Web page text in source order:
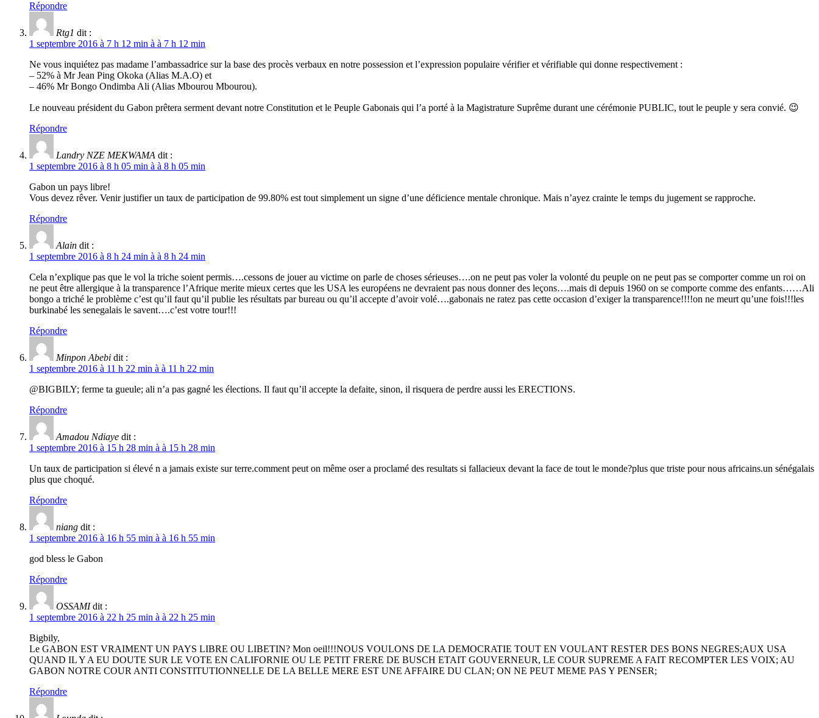
Répondre
Rtg1 dit :
1 septembre 2016 à 7 h 12 min à à 7 h 12 min
Ne vous inquiétez pas madame l’ambassadrice sur la base des procès verbaux en notre possession et l’expression populaire vérifier et vérifiable qui donne respectivement :
– 52% à Mr Jean Ping Okoka (Alias M.A.O) et
– 46% Mr Bongo Ondimba Ali (Alias Mbourou Mbourou).
Le nouveau président du Gabon prêtera serment devant notre Constitution et le Peuple Gabonais qui l’a porté à la Magistrature Suprême durant une cérémonie PUBLIC, tout le peuple y sera convié. 😉
Répondre
Landry NZE MEKWAMA dit :
1 septembre 2016 à 8 h 05 min à à 8 h 05 min
Gabon un pays libre!
Vous devez rêver. Venir justifier un taux de participation de 99.80% est tout simplement un signe d’une déficience mentale chronique. Mais n’ayez crainte le temps du jugement se rapproche.
Répondre
Alain dit :
1 septembre 2016 à 8 h 24 min à à 8 h 24 min
Cela n’explique pas que le vol la triche soient permis….cessons de jouer au victime on parle de choses sérieuses….on ne peut pas voler la volonté du peuple on ne peut pas se comporter comme un roi on
ne peut être allergique à la transparence l’Afrique merite mieux certes que les USA les européens ne devraient pas nous donner des leçons….mais di depuis 1960 on se comporte comme des enfants……Ali
bongo a triché le problème c’est qu’il faut qu’il publie les résultats par bureau ou qu’il accepte d’avoir volé….gabonais ne ratez pas cette occasion d’exiger la transparence!!!!on ne meurt qu’une fois!!!les
burkinabé les senegalais le savent….c’est votre tour!!!
Répondre
Minpon Abebi dit :
1 septembre 2016 à 11 h 22 min à à 11 h 22 min
@BIGBILY; ferme ta gueule; ali n’a pas gagné les élections. Il faut qu’il accepte la defaite, sinon, il risquera de perdre aussi les ERECTIONS.
Répondre
Amadou Ndiaye dit :
1 septembre 2016 à 15 h 28 min à à 15 h 28 min
Un taux de participation si élevé n a jamais existe sur terre.comment peut on même oser a proclamé des resultats si fallacieux devant la face de tout le monde?plus que triste pour nous africains.un sénégalais
plus que choqué.
Répondre
niang dit :
1 septembre 2016 à 16 h 55 min à à 16 h 55 min
god bless le Gabon
Répondre
OSSAMI dit :
1 septembre 2016 à 22 h 25 min à à 22 h 25 min
Bigbily,
Le GABON EST VRAIMENT UN PAYS LIBRE OU LIBETIN? Mon oeil!!!NOUS VOULONS DE LA DEMOCRATIE TOUT EN VOULANT RESTER DES BONS NEGRES;AUX USA
QUAND IL Y A EU DOUTE SUR LE VOTE EN CALIFORNIE OU LE PETIT FRERE DE BUSCH ETAIT GOUVERNEUR, LE COUR SUPREME A FAIT RECOMPTER LES VOIX; AU
GABON NOTRE COUR ANTI CONSTITUTIONNELLE DE LA BELLE MERE EST UNE AFFAIRE DU CLAN; ON NE PEUT MEME PAS Y PENSER;
Répondre